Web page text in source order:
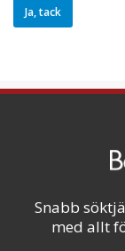
Snabb
med allt